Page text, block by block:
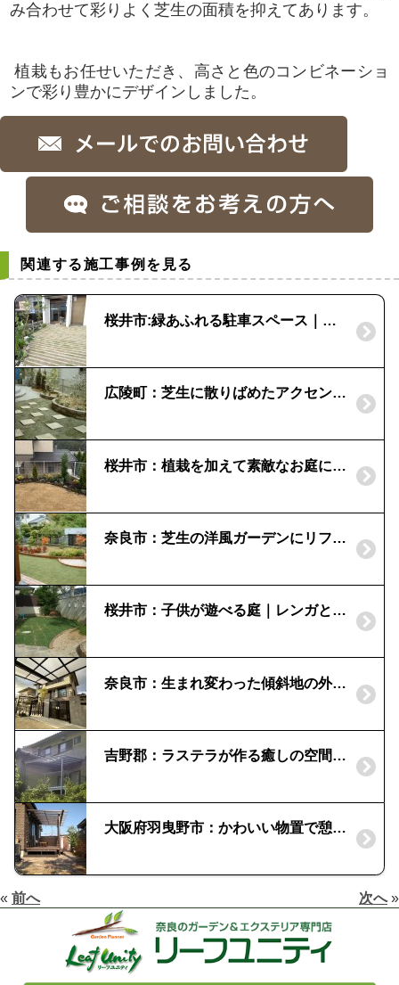
み合わせて彩りよく芝生の面積を抑えてあります。
植栽もお任せいただき、高さと色のコンビネーショ
ンで彩り豊かにデザインしました。
関連する施工事例を見る
桜井市:緑あふれる駐車スペース｜植栽リニューアル
広陵町：芝生に散りばめたアクセントの平板｜レンガの花壇
桜井市：植栽を加えて素敵なお庭に｜芝庭
奈良市：芝生の洋風ガーデンにリフォーム｜小さい子供が遊べる庭にしたい！
桜井市：子供が遊べる庭｜レンガと芝生で広いスペースの確保
奈良市：生まれ変わった傾斜地の外構｜石組のお庭
吉野郡：ラステラが作る癒しの空間|ワンちゃんとの快適な時間を
大阪府羽曳野市：かわいい物置で憩いの庭｜カンナキュート
« 前へ 次へ»